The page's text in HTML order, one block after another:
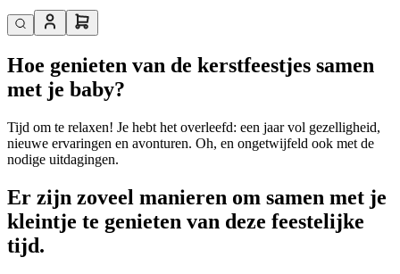
Hoe genieten van de kerstfeestjes samen
met je baby?
Tijd om te relaxen! Je hebt het overleefd: een jaar vol gezelligheid,
nieuwe ervaringen en avonturen. Oh, en ongetwijfeld ook met de
nodige uitdagingen.
Er zijn zoveel manieren om samen met je
kleintje te genieten van deze feestelijke
tijd.